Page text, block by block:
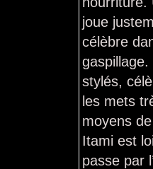
joue
célèbre
stylés,
les mets
moyens
Itami est
passe par